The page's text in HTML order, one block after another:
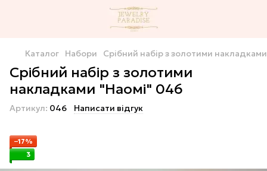
Каталог Набори Срібний набір з золотими
Срібний набір з золотими
накладками "Наомі" 046
Артикул: 046 Написати відгук
−17%
3